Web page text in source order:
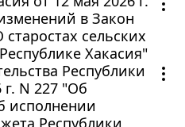
в Закон
сельских
Хакасия"
Республики
г. N 227 "Об
исполнении
Республики